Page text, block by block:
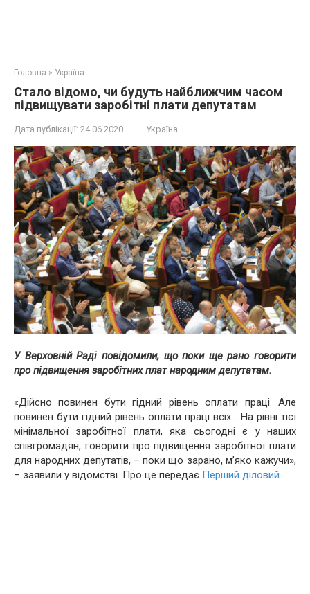
Головна » Україна
Стало відомо, чи будуть найближчим часом
підвищувати заробітні плати депутатам
Дата публікації: 24.06.2020 Україна
У Верховній Раді повідомили, що поки ще рано говорити
про підвищення заробітних плат народним депутатам.
«Дійсно повинен бути гідний рівень оплати праці. Але
повинен бути гідний рівень оплати праці всіх… На рівні тієї
мінімальної заробітної плати, яка сьогодні є у наших
співгромадян, говорити про підвищення заробітної плати
для народних депутатів, – поки що зарано, м’яко кажучи»,
– заявили у відомстві. Про це передає Перший діловий.